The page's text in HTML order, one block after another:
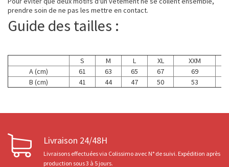
prendre soin de ne pas les mettre en contact.
Guide des tailles :
S M L XL
XXM
A (cm)
61 63 65 67
69
B (cm)
41 44 47 50 53
Livraison 24/48H
Livraisons effectuées via Colissimo avec N° de suivi. Expédition après
production sous 3 à 5 jours.